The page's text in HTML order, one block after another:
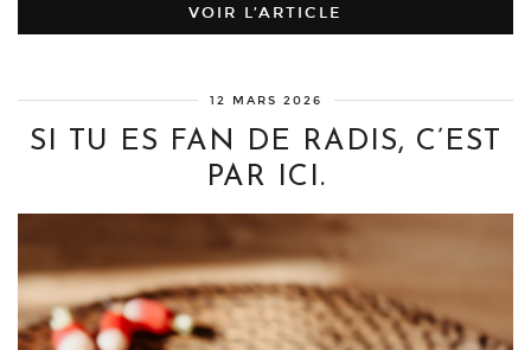
VOIR L’ARTICLE
12 MARS 2026
SI TU ES FAN DE RADIS, C’EST
PAR ICI.